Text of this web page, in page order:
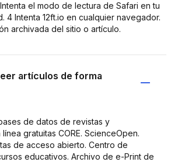
el modo de lectura de Safari en tu
4 Intenta 12ft.io en cualquier navegador.
archivada del sitio o artículo.
artículos de forma
de datos de revistas y
gratuitas CORE. ScienceOpen.
de acceso abierto. Centro de
educativos. Archivo de e-Print de